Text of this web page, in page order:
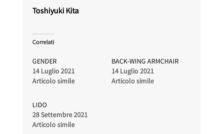
Toshiyuki Kita
Correlati
GENDER
14 Luglio 2021
Articolo simile
BACK-WING ARMCHAIR
14 Luglio 2021
Articolo simile
LIDO
28 Settembre 2021
Articolo simile